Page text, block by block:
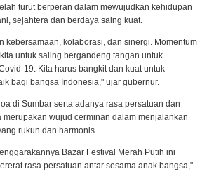
turut berperan dalam mewujudkan kehidupan
sejahtera dan berdaya saing kuat.
kebersamaan, kolaborasi, dan sinergi. Momentum
untuk saling bergandeng tangan untuk
19. Kita harus bangkit dan kuat untuk
bagi bangsa Indonesia," ujar gubernur.
di Sumbar serta adanya rasa persatuan dan
merupakan wujud cerminan dalam menjalankan
rukun dan harmonis.
Bazar Festival Merah Putih ini
rasa persatuan antar sesama anak bangsa,"